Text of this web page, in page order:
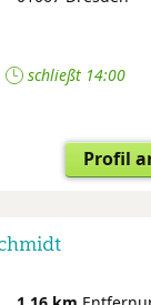
schließt 14:00
Profil